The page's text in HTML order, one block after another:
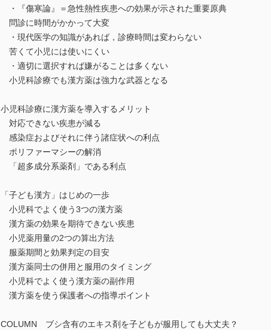
・『傷寒論』＝急性熱性疾患への効果が示された重要原典
問診に時間がかかって大変
・現代医学の知識があれば，診療時間は変わらない
苦くて小児には使いにくい
・適切に選択すれば嫌がることは多くない
小児科診療でも漢方薬は強力な武器となる
小児科診療に漢方薬を導入するメリット
対応できない疾患が減る
感染症およびそれに伴う諸症状への利点
ポリファーマシーの解消
「超多成分系薬剤」である利点
「子ども漢方」はじめの一歩
小児科でよく使う3つの漢方薬
漢方薬の効果を期待できない疾患
小児薬用量の2つの算出方法
服薬期間と効果判定の目安
漢方薬同士の併用と服用のタイミング
小児科でよく使う漢方薬の副作用
漢方薬を使う保護者への指導ポイント
COLUMN ブシ含有のエキス剤を子どもが服用しても大丈夫？